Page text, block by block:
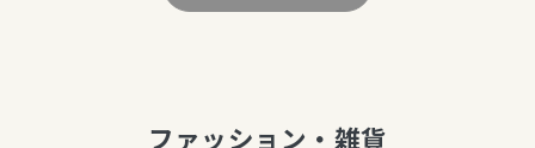
ファッション・雑貨